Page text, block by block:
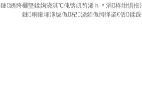
鏈綉绔欐墍鍒婅浇淇℃伅锛屼笉浠ｈ〃涓柊绀惧
鏈粡鎺堟潈绂佹杞浇銆佹憳缂栥€佸鍒